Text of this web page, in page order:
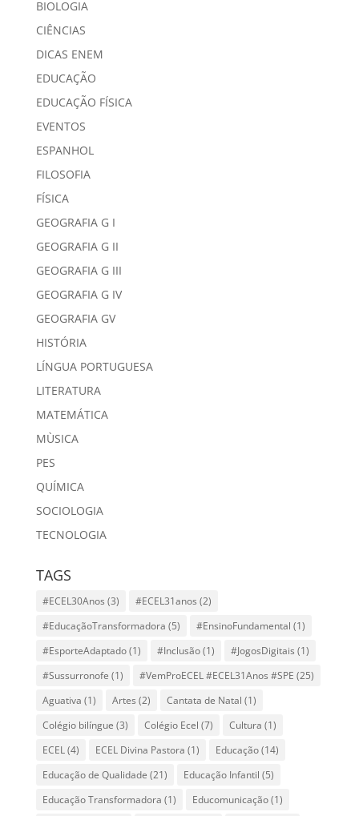
BIOLOGIA
CIÊNCIAS
DICAS ENEM
EDUCAÇÃO
EDUCAÇÃO FÍSICA
EVENTOS
ESPANHOL
FILOSOFIA
FÍSICA
GEOGRAFIA G I
GEOGRAFIA G II
GEOGRAFIA G III
GEOGRAFIA G IV
GEOGRAFIA GV
HISTÓRIA
LÍNGUA PORTUGUESA
LITERATURA
MATEMÁTICA
MÙSICA
PES
QUÍMICA
SOCIOLOGIA
TECNOLOGIA
TAGS
#ECEL30Anos (3) #ECEL31anos (2)
#EducaçãoTransformadora (5) #EnsinoFundamental (1)
#EsporteAdaptado(1) #Inclusão(1) #JogosDigitais (1)
#Sussurronofe (1) #VemProECEL #ECEL31Anos #SPE (25)
Aguativa (1) Artes (2) Cantata de Natal (1)
Colégio bilíngue (3) Colégio Ecel (7) Cultura (1)
ECEL(4) ECEL Divina Pastora (1) Educação(14)
Educação de Qualidade (21) Educação Infantil (5)
Educação Transformadora (1) Educomunicação(1)